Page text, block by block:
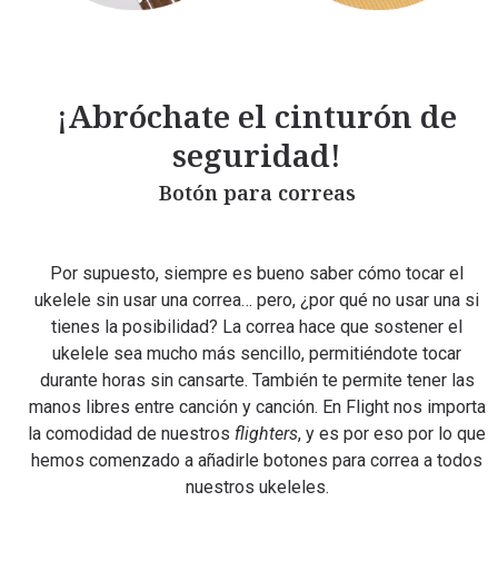
¡Abróchate el cinturón de
seguridad!
Botón para correas
Por supuesto, siempre es bueno saber cómo tocar el
ukelele sin usar una correa… pero, ¿por qué no usar una si
tienes la posibilidad? La correa hace que sostener el
ukelele sea mucho más sencillo, permitiéndote tocar
durante horas sin cansarte. También te permite tener las
manos libres entre canción y canción. En Flight nos importa
la comodidad de nuestros flighters, y es por eso por lo que
hemos comenzado a añadirle botones para correa a todos
nuestros ukeleles.